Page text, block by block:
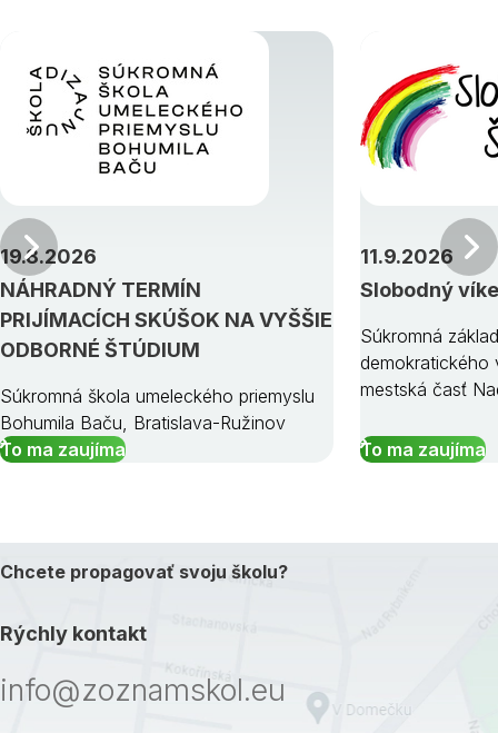
NÁHRADNÝ TERMÍN
PRIJÍMACÍCH SKÚŠOK NA VYŠŠIE
ODBORNÉ ŠTÚDIUM
19.8.2026
Súkromná škola umeleckého priemyslu
Bohumila Baču, Bratislava-Ružinov
To ma zaujíma
Slobodný
11.9.2026
Súkromná
demokratického
mestská časť
To ma zaujíma
Predchádzajúci
Chcete propagovať svoju školu?
Rýchly kontakt
info@zoznamskol.eu